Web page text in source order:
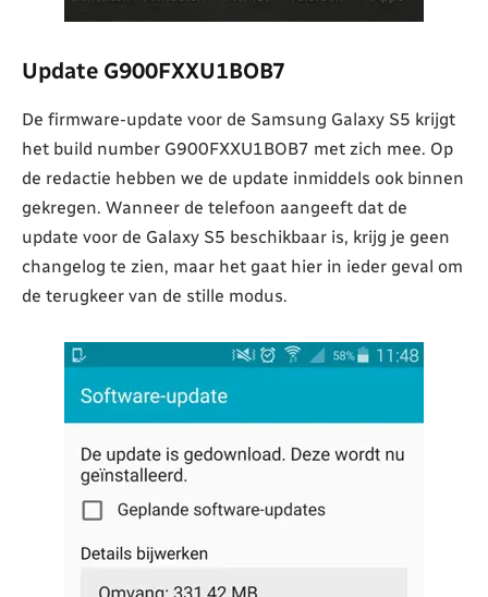
Update G900FXXU1BOB7
De firmware-update voor de Samsung Galaxy S5 krijgt
het build number G900FXXU1BOB7 met zich mee. Op
de redactie hebben we de update inmiddels ook binnen
gekregen. Wanneer de telefoon aangeeft dat de
update voor de Galaxy S5 beschikbaar is, krijg je geen
changelog te zien, maar het gaat hier in ieder geval om
de terugkeer van de stille modus.